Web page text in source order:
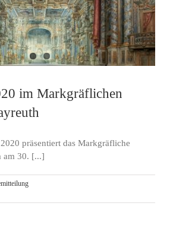
im Markgräflichen
präsentiert das Markgräfliche
am 30. [...]